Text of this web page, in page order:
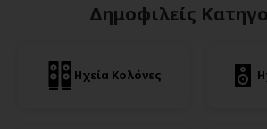
Δημοφιλείς
Ηχεία Κολόνες